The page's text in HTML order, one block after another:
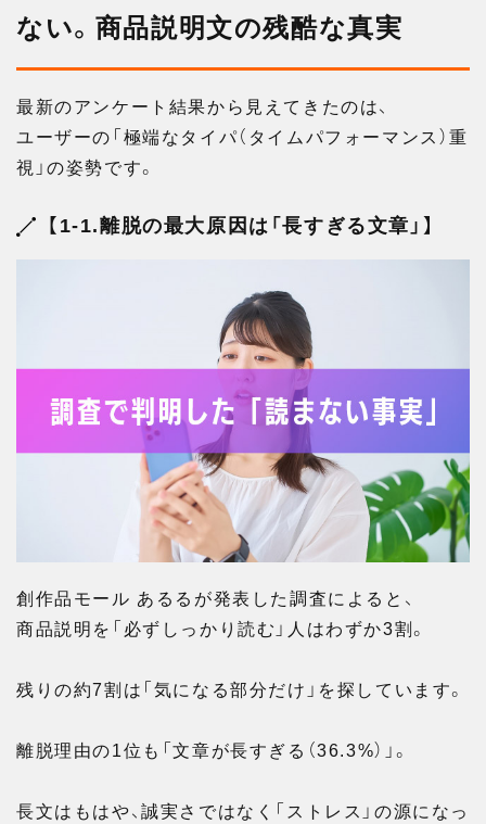
ない。商品説明文の残酷な真実
最新のアンケート結果から見えてきたのは、
ユーザーの「極端なタイパ（タイムパフォーマンス）重
視」の姿勢です。
【1-1.離脱の最大原因は「長すぎる文章」】
創作品モール あるるが発表した調査によると、
商品説明を「必ずしっかり読む」人はわずか3割。
残りの約7割は「気になる部分だけ」を探しています。
離脱理由の1位も「文章が長すぎる（36.3%）」。
長文はもはや、誠実さではなく「ストレス」の源になっ